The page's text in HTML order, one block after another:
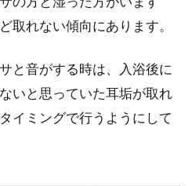
取れない傾向にあります。
と音がする時は、入浴後に
いと思っていた耳垢が取れ
イミングで行うようにして